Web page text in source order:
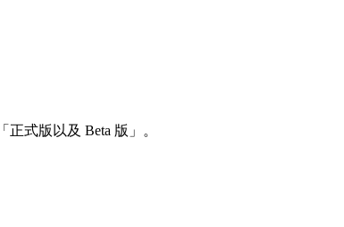
正式版以及 Beta 版」。